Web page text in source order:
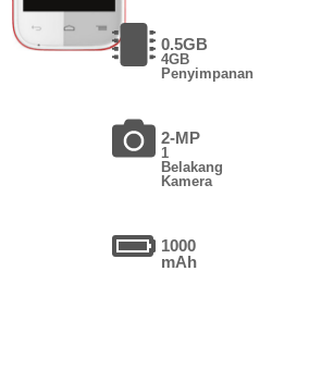
0.5GB
4GB
Penyimpanan
2-MP
1
Belakang
Kamera
1000
mAh